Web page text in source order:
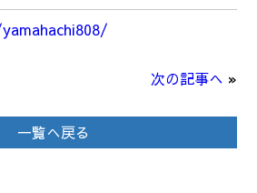
次の記事へ »
一覧へ戻る